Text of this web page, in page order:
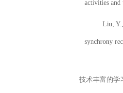
activities
Liu,
synchrony
技术丰富的学